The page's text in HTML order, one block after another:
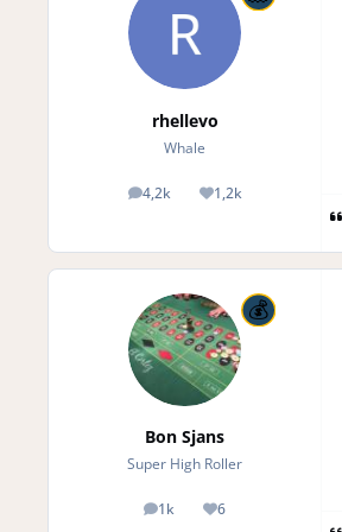
rhellevo
Whale
4,2k
posts 1,2k
Reputation
Bon Sjans
Super High Roller
1k
posts 6
Reputation